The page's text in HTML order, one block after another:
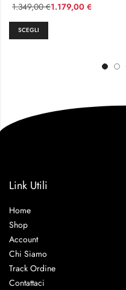
1.179,00 €
1.349,00€
SCEGLI
Link Utili
Home
Shop
Account
Chi Siamo
Track Ordine
Contattaci